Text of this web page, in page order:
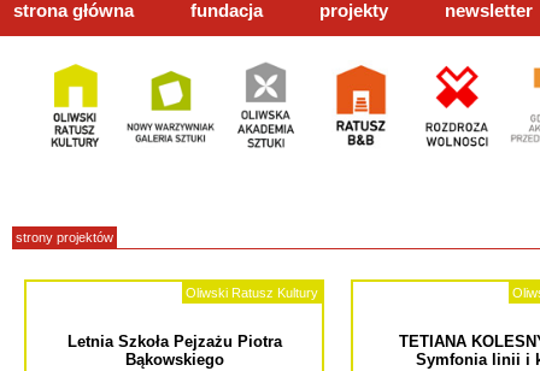
strona główna fundacja projekty newsletter
strony projektów
Oliwski Ratusz Kultury
Letnia Szkoła Pejzażu Piotra
Bąkowskiego
TETIANA
Symfonia linii i